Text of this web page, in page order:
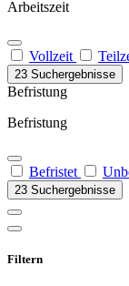
Arbeitszeit
Vollzeit
23 Suchergebnisse
Befristung
Befristung
Befristet
23 Suchergebnisse
Filtern